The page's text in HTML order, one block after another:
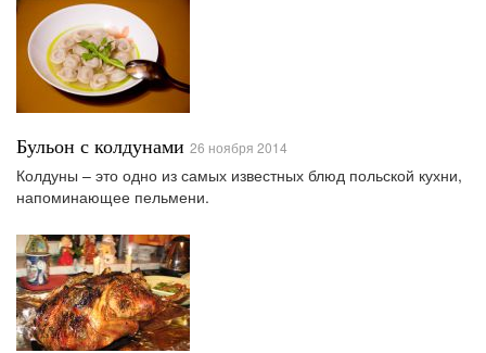
Бульон с колдунами 26 ноября 2014
Колдуны – это одно из самых известных блюд польской кухни,
напоминающее пельмени.